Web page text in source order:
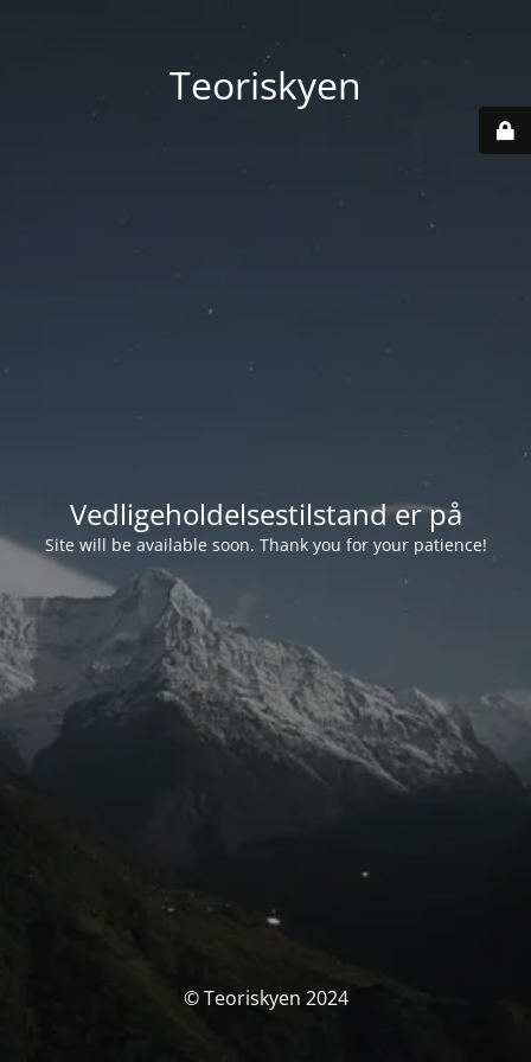
Teoriskyen
Vedligeholdelsestilstand er på
Site will be available soon. Thank you for your patience!
© Teoriskyen 2024